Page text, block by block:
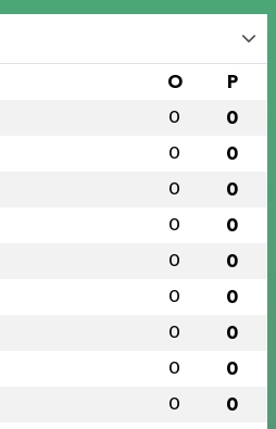
O P
0 0
0 0
0 0
0 0
0 0
0 0
0 0
0 0
0 0